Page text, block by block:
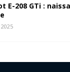
E-208 GTi :